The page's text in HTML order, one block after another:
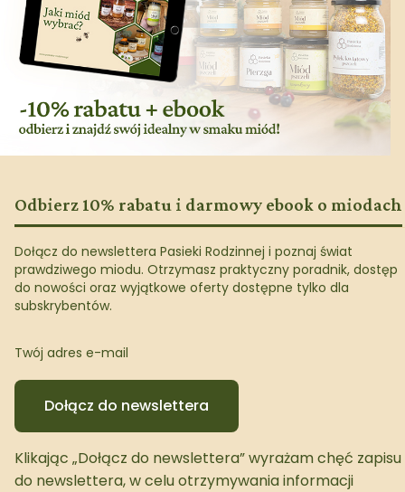
Odbierz 10% rabatu i darmowy ebook o miodach
Dołącz do newslettera Pasieki Rodzinnej i poznaj świat
prawdziwego miodu. Otrzymasz praktyczny poradnik, dostęp
do nowości oraz wyjątkowe oferty dostępne tylko dla
subskrybentów.
Twój adres e-mail
Dołącz do newslettera
Klikając „Dołącz do newslettera” wyrażam chęć zapisu
do newslettera, w celu otrzymywania informacji